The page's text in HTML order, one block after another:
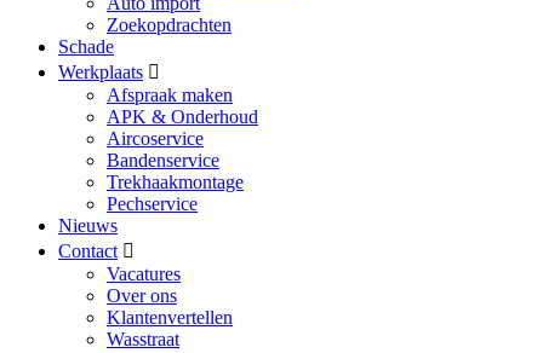
Zoekopdrachten
Schade
Werkplaats
Afspraak maken
APK & Onderhoud
Aircoservice
Bandenservice
Trekhaakmontage
Pechservice
Nieuws
Contact
Vacatures
Over ons
Klantenvertellen
Wasstraat